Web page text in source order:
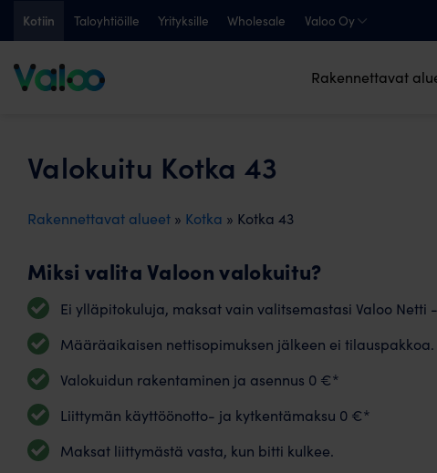
Kotiin Taloyhtiöille Yrityksille Wholesale Valoo Oy
Rakennettavat
Valokuitu Kotka 43
Rakennettavat alueet » Kotka » Kotka 43
Miksi valita Valoon valokuitu?
Ei ylläpitokuluja, maksat vain valitsemastasi Valoo Netti
Määräaikaisen nettisopimuksen jälkeen ei tilauspakkoa.
Valokuidun rakentaminen ja asennus 0 €*
Liittymän käyttöönotto- ja kytkentämaksu 0 €*
Maksat liittymästä vasta, kun bitti kulkee.